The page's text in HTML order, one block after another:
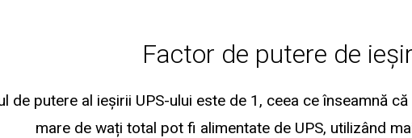
Factor de putere de
de putere al ieșirii UPS-ului este de 1, ceea ce înseamnă
mare de wați total pot fi alimentate de UPS, utilizând